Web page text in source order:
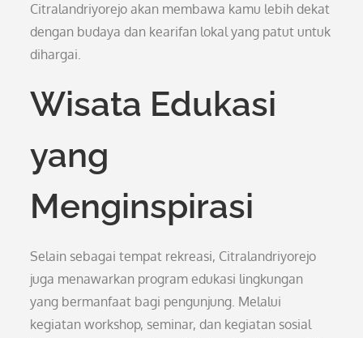
Citralandriyorejo akan membawa kamu lebih dekat
dengan budaya dan kearifan lokal yang patut untuk
dihargai.
Wisata Edukasi
yang
Menginspirasi
Selain sebagai tempat rekreasi, Citralandriyorejo
juga menawarkan program edukasi lingkungan
yang bermanfaat bagi pengunjung. Melalui
kegiatan workshop, seminar, dan kegiatan sosial